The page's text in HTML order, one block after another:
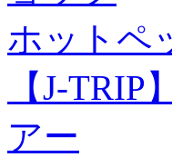
ホットペ
【J-
アー